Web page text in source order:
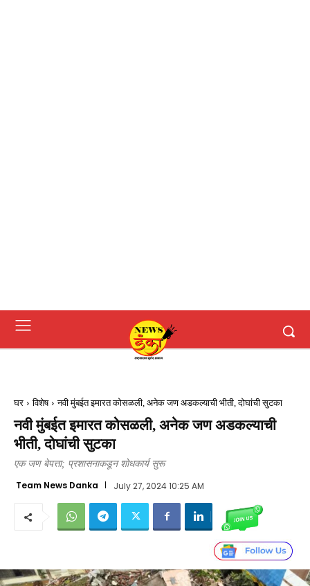
घर विशेष नवी मुंबईत इमारत कोसळली, अनेक जण अडकल्याची भीती, दोघांची सुटका
नवी मुंबईत इमारत कोसळली, अनेक जण अडकल्याची
भीती, दोघांची सुटका
एक जण बेपत्ता; प्रशासनाकडून शोधकार्य सुरू
Team News Danka July 27, 2024 10:25 AM